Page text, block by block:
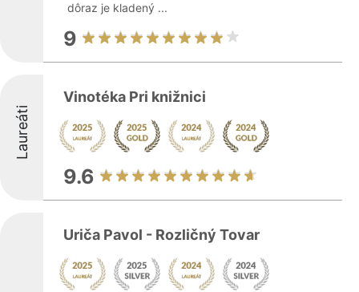
dôraz je kladený ...
9
Laureáti
Vinotéka Pri knižnici
9.6
Uriča Pavol - Rozličný Tovar